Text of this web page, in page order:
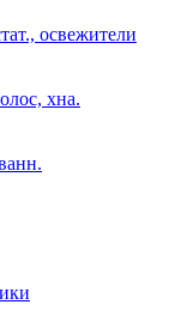
освежители
хна.